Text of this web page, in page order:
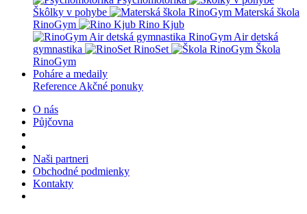
Škôlky v pohybe
Materská škola
RinoGym
Rino Kjub
RinoGym Air detská
gymnastika
RinoSet
Škola
RinoGym
Poháre a medaily
Reference Akčné ponuky
O nás
Půjčovna
Naši partneri
Obchodné podmienky
Kontakty